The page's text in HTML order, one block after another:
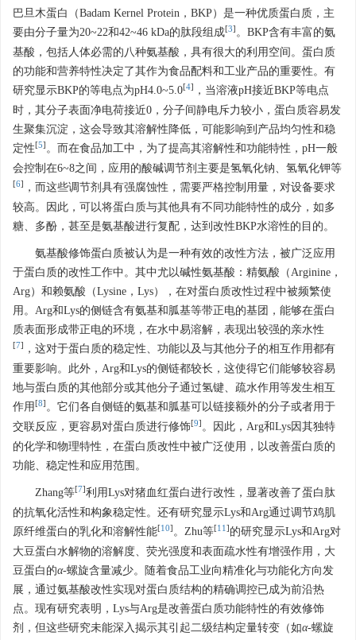
巴旦木蛋白（Badam Kernel Protein，BKP）是一种优质蛋白质，主
要由分子量为20~22和42~46 kDa的肽段组成[3] 。BKP含有丰富的氨
基酸，包括人体必需的八种氨基酸，具有很大的利用空间。蛋白质
的功能和营养特性决定了其作为食品配料和工业产品的重要性。有
研究显示BKP的等电点为pH4.0~5.0[4]
，当溶液pH接近BKP等电点
时，其分子表面净电荷接近0，分子间静电斥力较小，蛋白质容易发
生聚集沉淀，这会导致其溶解性降低，可能影响到产品均匀性和稳
定性[5] 。而在食品加工中，为了提高其溶解性和功能特性，pH一般
会控制在6~8之间，应用的酸碱调节剂主要是氢氧化钠、氢氧化钾等
[6]
，而这些调节剂具有强腐蚀性，需要严格控制用量，对设备要求
较高。因此，可以将蛋白质与其他具有不同功能特性的成分，如多
糖、多酚，甚至是氨基酸进行复配，达到改性BKP水溶性的目的。
氨基酸修饰蛋白质被认为是一种有效的改性方法，被广泛应用
于蛋白质的改性工作中。其中尤以碱性氨基酸：精氨酸（Arginine，
Arg）和赖氨酸（Lysine，Lys），在对蛋白质改性过程中被频繁使
用。Arg和Lys的侧链含有氨基和胍基等带正电的基团，能够在蛋白
质表面形成带正电的环境，在水中易溶解，表现出较强的亲水性
[7]
，这对于蛋白质的稳定性、功能以及与其他分子的相互作用都有
重要影响。此外，Arg和Lys的侧链都较长，这使得它们能够较容易
地与蛋白质的其他部分或其他分子通过氢键、疏水作用等发生相互
作用 [8] 。它们各自侧链的氨基和胍基可以链接额外的分子或者用于
交联反应，更容易对蛋白质进行修饰[9] 。因此，Arg和Lys因其独特
的化学和物理特性，在蛋白质改性中被广泛使用，以改善蛋白质的
功能、稳定性和应用范围。
Zhang等[7]利用Lys对猪血红蛋白进行改性，显著改善了蛋白肽
的抗氧化活性和构象稳定性。还有研究显示Lys和Arg通过调节鸡肌
原纤维蛋白的乳化和溶解性能[10] 。Zhu等[11 ] 的研究显示Lys和Arg对
大豆蛋白水解物的溶解度、荧光强度和表面疏水性有增强作用，大
豆蛋白的α-螺旋含量减少。随着食品工业向精准化与功能化方向发
展，通过氨基酸改性实现对蛋白质结构的精确调控已成为前沿热
点。现有研究表明，Lys与Arg是改善蛋白质功能特性的有效修饰
剂，但这些研究未能深入揭示其引起二级结构定量转变（如α-螺旋